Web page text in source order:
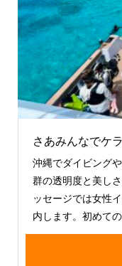
さあみんなでケ
沖縄でダイビング
群の透明度と美し
ッセージでは女性
内します。初めて